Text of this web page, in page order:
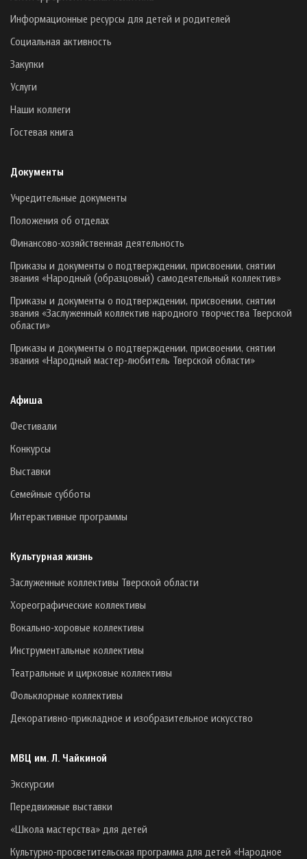
Информационные ресурсы для детей и родителей
Социальная активность
Закупки
Услуги
Наши коллеги
Гостевая книга
Документы
Учредительные документы
Положения об отделах
Финансово-хозяйственная деятельность
Приказы и документы о подтверждении, присвоении, снятии
звания «Народный (образцовый) самодеятельный коллектив»
Приказы и документы о подтверждении, присвоении, снятии
звания «Заслуженный коллектив народного творчества Тверской
области»
Приказы и документы о подтверждении, присвоении, снятии
звания «Народный мастер-любитель Тверской области»
Афиша
Фестивали
Конкурсы
Выставки
Семейные субботы
Интерактивные программы
Культурная жизнь
Заслуженные коллективы Тверской области
Хореографические коллективы
Вокально-хоровые коллективы
Инструментальные коллективы
Театральные и цирковые коллективы
Фольклорные коллективы
Декоративно-прикладное и изобразительное искусство
МВЦ им. Л. Чайкиной
Экскурсии
Передвижные выставки
«Школа мастерства» для детей
Культурно-просветительская программа для детей «Народное